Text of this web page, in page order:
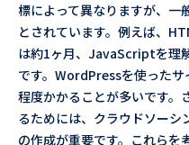
標によって異なりますが、一
とされています。例えば、
は約1ヶ月、JavaScriptを理
です。WordPressを使ったサ
程度かかることが多いです。
るためには、クラウドソーシ
の作成が重要です。これらを